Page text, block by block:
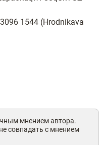
1544 (Hrodnikava
мнением автора.
совпадать с мнением